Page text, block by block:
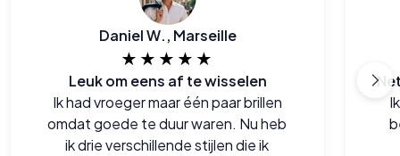
Daniel W., Marseille
★★★★★
Leuk om eens af te wisselen
Ik had vroeger maar één paar brillen
omdat goede te duur waren. Nu heb
ik drie verschillende stijlen die ik